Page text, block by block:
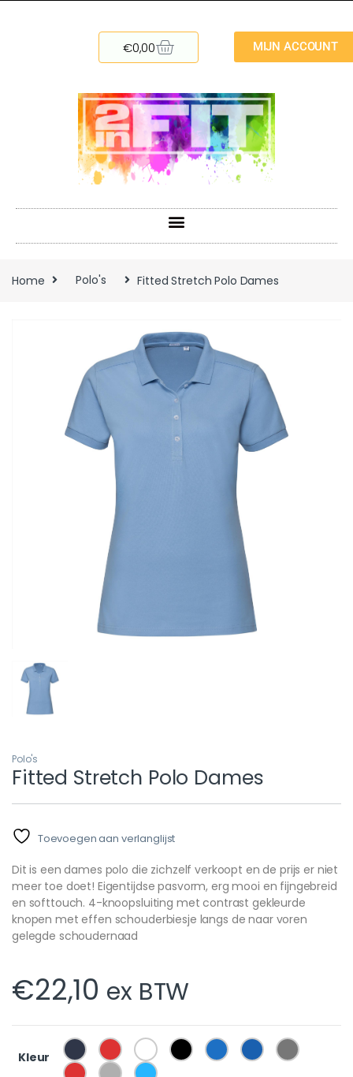
€0,00 MIJN ACCOUNT
Home Polo's Fitted Stretch Polo Dames
Polo's
Fitted Stretch Polo Dames
Toevoegen aan verlanglijst
Dit is een dames polo die zichzelf verkoopt en de prijs er niet
meer toe doet! Eigentijdse pasvorm, erg mooi en fijngebreid
en softtouch. 4-knoopsluiting met contrast gekleurde
knopen met effen schouderbiesje langs de naar voren
gelegde schoudernaad
€22,10 ex BTW
Kleur